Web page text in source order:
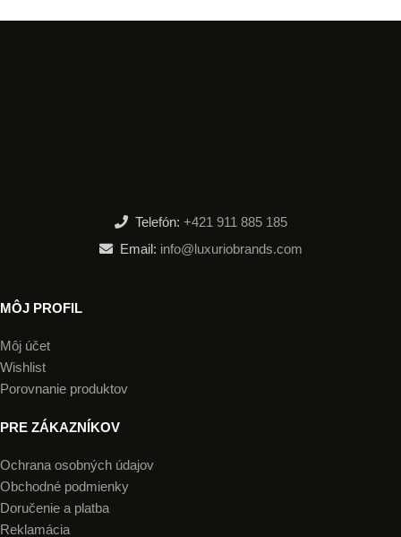
Telefón: +421 911 885 185
Email: info@luxuriobrands.com
MÔJ PROFIL
Môj účet
Wishlist
Porovnanie produktov
PRE ZÁKAZNÍKOV
Ochrana osobných údajov
Obchodné podmienky
Doručenie a platba
Reklamácia